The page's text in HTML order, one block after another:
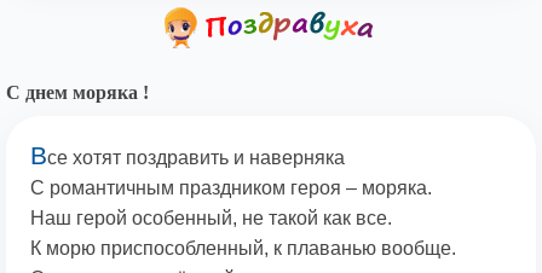
С днем моряка !
Все хотят поздравить и наверняка
С романтичным праздником героя – моряка.
Наш герой особенный, не такой как все.
К морю приспособленный, к плаванью вообще.